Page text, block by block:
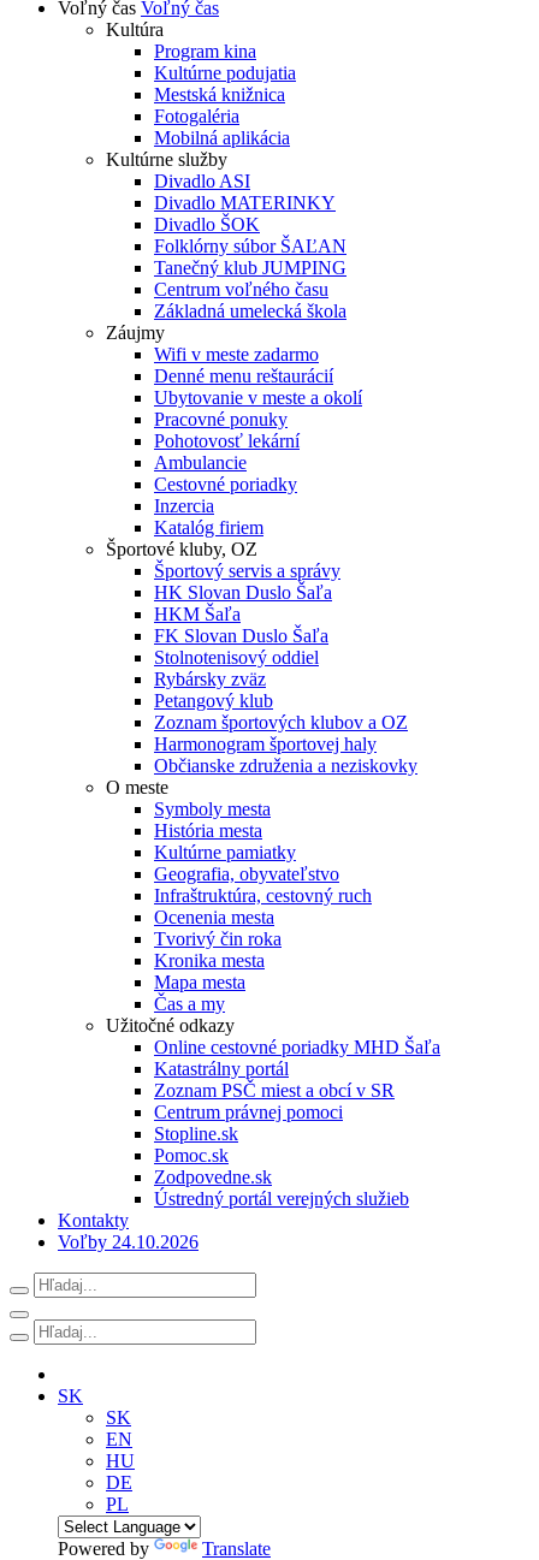
Voľný čas Voľný čas
Kultúra
Program kina
Kultúrne podujatia
Mestská knižnica
Fotogaléria
Mobilná aplikácia
Kultúrne služby
Divadlo ASI
Divadlo MATERINKY
Divadlo ŠOK
Folklórny súbor ŠAĽAN
Tanečný klub JUMPING
Centrum voľného času
Základná umelecká škola
Záujmy
Wifi v meste zadarmo
Denné menu reštaurácií
Ubytovanie v meste a okolí
Pracovné ponuky
Pohotovosť lekární
Ambulancie
Cestovné poriadky
Inzercia
Katalóg firiem
Športové kluby, OZ
Športový servis a správy
HK Slovan Duslo Šaľa
HKM Šaľa
FK Slovan Duslo Šaľa
Stolnotenisový oddiel
Rybársky zväz
Petangový klub
Zoznam športových klubov a OZ
Harmonogram športovej haly
Občianske združenia a neziskovky
O meste
Symboly mesta
História mesta
Kultúrne pamiatky
Geografia, obyvateľstvo
Infraštruktúra, cestovný ruch
Ocenenia mesta
Tvorivý čin roka
Kronika mesta
Mapa mesta
Čas a my
Užitočné odkazy
Online cestovné poriadky MHD Šaľa
Katastrálny portál
Zoznam PSČ miest a obcí v SR
Centrum právnej pomoci
Stopline.sk
Pomoc.sk
Zodpovedne.sk
Ústredný portál verejných služieb
Kontakty
Voľby 24.10.2026
SK
SK
EN
HU
DE
PL
Powered by Translate